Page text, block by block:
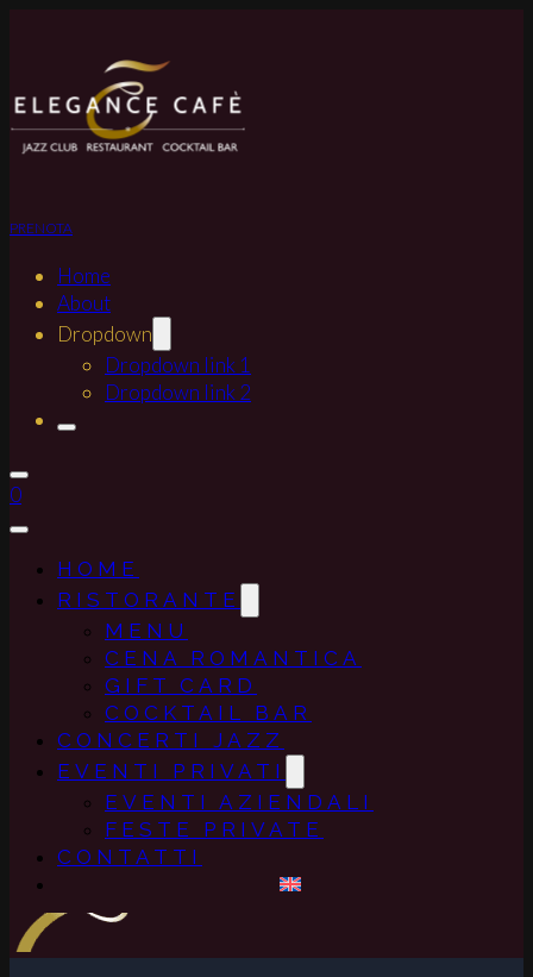
PRENOTA
Home
About
Dropdown
Dropdown link 1
Dropdown link 2
0
HOME
RISTORANTE
MENU
CENA ROMANTICA
GIFT CARD
COCKTAIL BAR
CONCERTI JAZZ
EVENTI PRIVATI
EVENTI AZIENDALI
FESTE PRIVATE
CONTATTI